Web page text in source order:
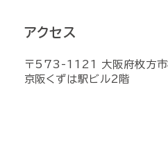
アクセス
〒573-1121 大阪府枚方市
京阪くずは駅ビル2階